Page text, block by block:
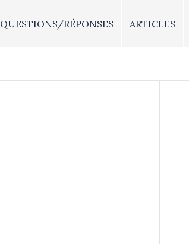
QUESTIONS/RÉPONSES ARTICLES